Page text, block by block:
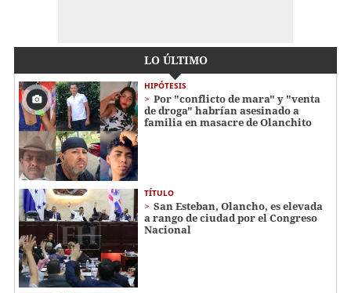
LO ÚLTIMO
HIPÓTESIS
Por "conflicto de mara" y "venta
de droga" habrían asesinado a
familia en masacre de Olanchito
TÍTULO
San Esteban, Olancho, es elevada
a rango de ciudad por el Congreso
Nacional